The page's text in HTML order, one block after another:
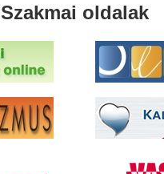
Szakmai oldalak